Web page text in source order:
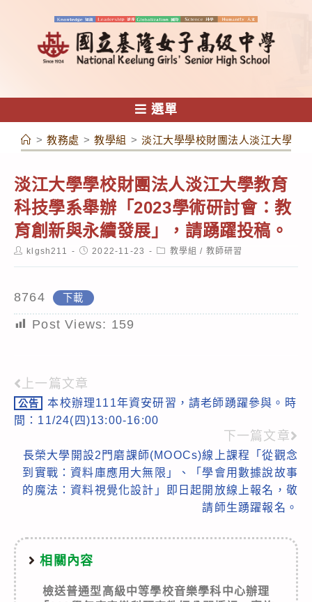
容
選單
> 教務處 > 教學組 > 淡江大學學校財團法人淡江大學教
淡江大學學校財團法人淡江大學教育
科技學系舉辦「2023學術研討會：教
育創新與永續發展」，請踴躍投稿。
Postklgsh211
Post2022-11-23
Post教學組 / 教師研習
8764 下載
Post Views: 159
Read
more
上一篇文章
公告
本校辦理111年資安研習，請老師踴躍參與。時
間：11/24(四)13:00-16:00
下一篇文章
長榮大學開設2門磨課師(MOOCs)線上課程「從觀念
到實戰：資料庫應用大無限」、「學會用數據說故事
的魔法：資料視覺化設計」即日起開放線上報名，敬
請師生踴躍報名。
相關內容
檢送普通型高級中等學校音樂學科中心辦理